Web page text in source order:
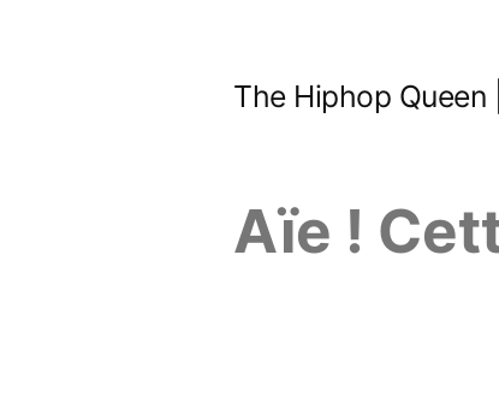
The Hiphop
Aïe !